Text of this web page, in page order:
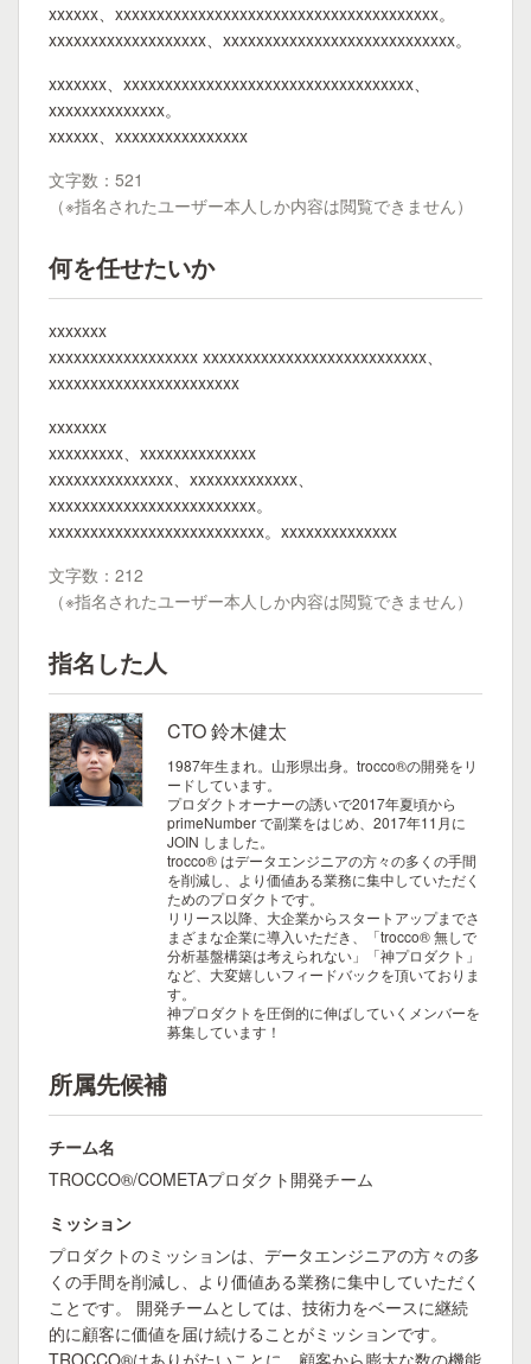
xxxxxx、xxxxxxxxxxxxxxxxxxxxxxxxxxxxxxxxxxxxxxx。
xxxxxxxxxxxxxxxxxxx、xxxxxxxxxxxxxxxxxxxxxxxxxxxx。
xxxxxxx、xxxxxxxxxxxxxxxxxxxxxxxxxxxxxxxxxxx、
xxxxxxxxxxxxxx。
xxxxxx、xxxxxxxxxxxxxxxx
文字数：521
（※指名されたユーザー本人しか内容は閲覧できません）
何を任せたいか
xxxxxxx
xxxxxxxxxxxxxxxxxx xxxxxxxxxxxxxxxxxxxxxxxxxxx、
xxxxxxxxxxxxxxxxxxxxxxx
xxxxxxx
xxxxxxxxx、xxxxxxxxxxxxxx
xxxxxxxxxxxxxxx、xxxxxxxxxxxxx、
xxxxxxxxxxxxxxxxxxxxxxxxx。
xxxxxxxxxxxxxxxxxxxxxxxxxx。xxxxxxxxxxxxxx
文字数：212
（※指名されたユーザー本人しか内容は閲覧できません）
指名した人
CTO 鈴木健太
1987年生まれ。山形県出身。trocco®の開発をリ
ードしています。
プロダクトオーナーの誘いで2017年夏頃から
primeNumber で副業をはじめ、2017年11月に
JOIN しました。
trocco® はデータエンジニアの方々の多くの手間
を削減し、より価値ある業務に集中していただく
ためのプロダクトです。
リリース以降、大企業からスタートアップまでさ
まざまな企業に導入いただき、「trocco® 無しで
分析基盤構築は考えられない」「神プロダクト」
など、大変嬉しいフィードバックを頂いておりま
す。
神プロダクトを圧倒的に伸ばしていくメンバーを
募集しています！
所属先候補
チーム名
TROCCO®/COMETAプロダクト開発チーム
ミッション
プロダクトのミッションは、データエンジニアの方々の多
くの手間を削減し、より価値ある業務に集中していただく
ことです。 開発チームとしては、技術力をベースに継続
的に顧客に価値を届け続けることがミッションです。
TROCCO®はありがたいことに、顧客から膨大な数の機能